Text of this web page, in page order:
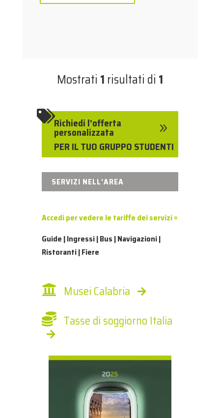
Mostrati 1 risultati di 1
Richiedi l'offerta
personalizzata
PER IL TUO GRUPPO STUDENTI
9
SERVIZI NELL'AREA
Accedi per vedere le tariffe dei servizi »
Guide | Ingressi | Bus | Navigazioni |
Ristoranti | Fiere
Musei Calabria
Tasse di soggiorno Italia